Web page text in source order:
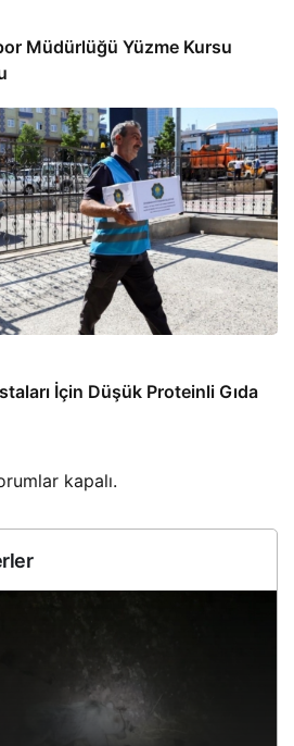
Müdürlüğü Yüzme Kursu
İçin Düşük Proteinli Gıda
kapalı.